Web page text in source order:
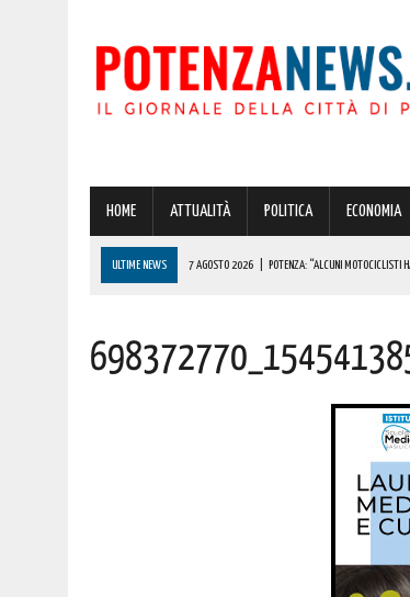
HOME ATTUALITÀ POLITICA ECONOMIA
ULTIME NEWS 7 AGOSTO 2026 POTENZA: “ALCUNI MOTOCICLISTI
7 AGOSTO 2026 | DALLA REGIONE VIA LIBERA ALLA REALIZZAZIONE A
BENZINA ANNACQUATA E GASOLIO SPORCO, UN